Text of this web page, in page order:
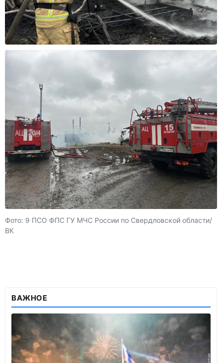
Фото: 9 ПСО ФПС ГУ МЧС России по Свердловской области/
ВК
ВАЖНОЕ